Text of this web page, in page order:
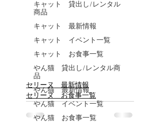
キャット 貸出し/レンタル
商品
キャット 最新情報
キャット イベント一覧
キャット お食事一覧
やん猫 貸出し/レンタル商
品
やん猫 最新情報
やん猫 イベント一覧
やん猫 お食事一覧
セリーヌ 最新情報
セリーヌ お食事一覧